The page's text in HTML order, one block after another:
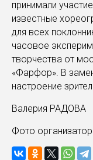
принимали
известные
для всех
часовое
творчества от
«Фарфор». В
настроение
Валерия РАДОВА
Фото